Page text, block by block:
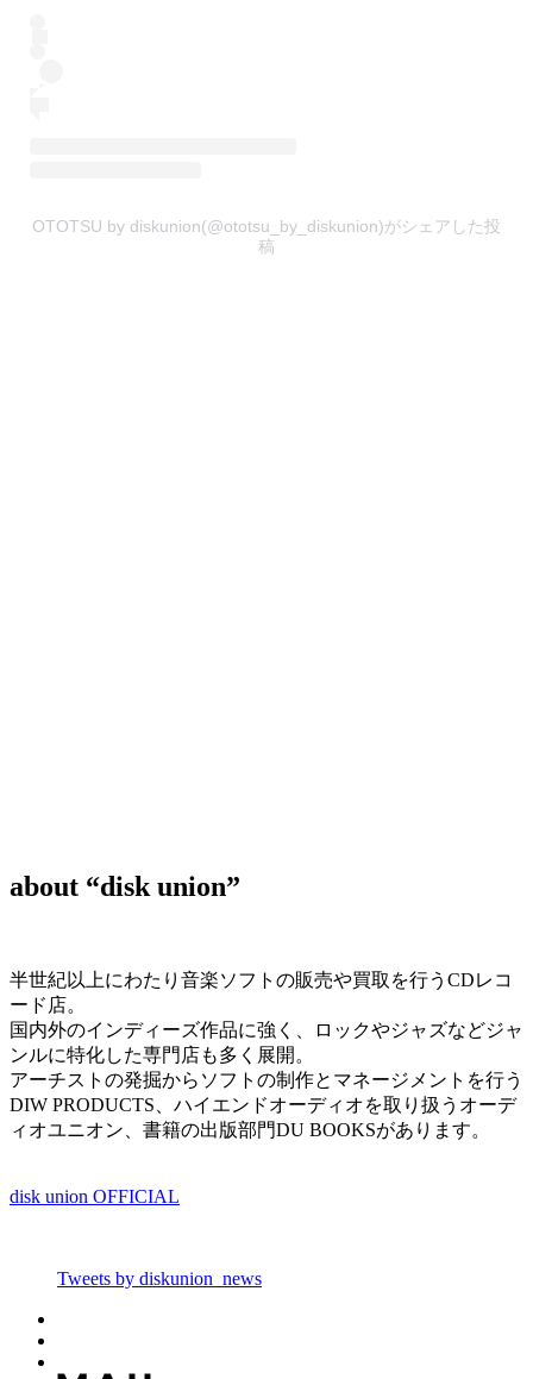
OTOTSU by diskunion(@ototsu_by_diskunion)がシェアした投
稿
about “disk union”
半世紀以上にわたり音楽ソフトの販売や買取を行うCDレコ
ード店。
国内外のインディーズ作品に強く、ロックやジャズなどジャ
ンルに特化した専門店も多く展開。
アーチストの発掘からソフトの制作とマネージメントを行う
DIW PRODUCTS、ハイエンドオーディオを取り扱うオーデ
ィオユニオン、書籍の出版部門DU BOOKSがあります。
disk union OFFICIAL
Tweets by diskunion_news